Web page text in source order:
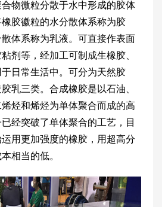
物微粒分散于水中形成的胶体
胶徽粒的水分散体系称为胶
体系称为乳液。可直接作表面
剂等，经加工可制成生橡胶、
日常生活中。可分为天然胶
乳三类。合成橡胶是以石油、
烃和烯烃为单体聚合而成的高
经突破了单体聚合的工艺，目
用更加强度的橡胶，用超高分
相当的低。